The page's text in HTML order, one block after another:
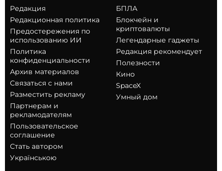
Редакция
Редакционная политика
Предостережения по
использованию ИИ
Политика
конфиденциальности
Архив материалов
Связаться с нами
Разместить рекламу
Партнерам и
рекламодателям
Пользовательское
соглашение
Стать автором
Українською
БПЛА
Блокчейн и
криптовалюты
Легендарные гаджеты
Редакция рекомендует
Полезности
Кино
SpaceX
Умный дом